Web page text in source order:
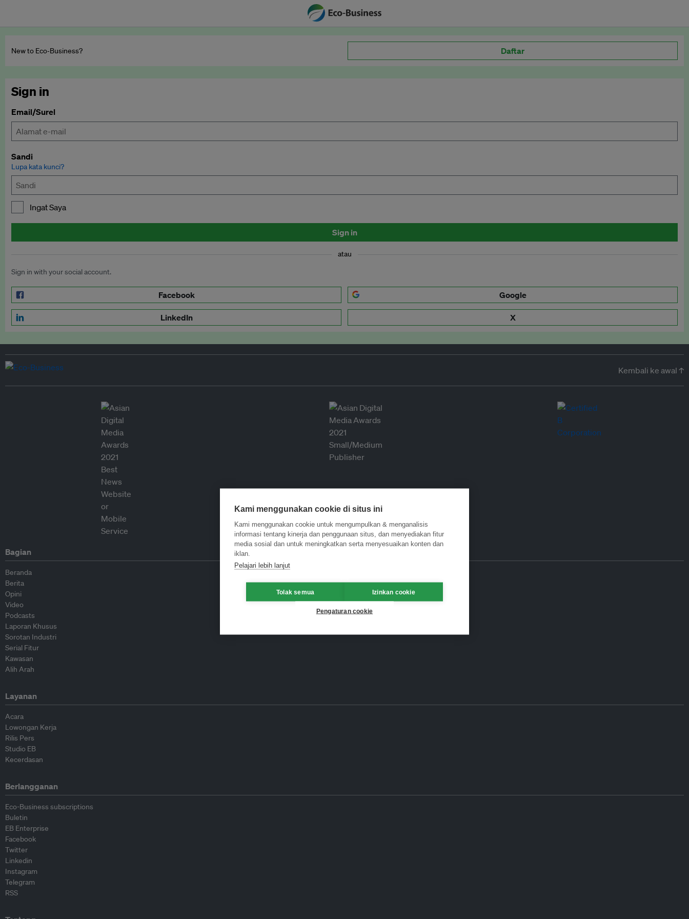
New to Eco‑Business? Daftar
Sign in
Email/Surel
Sandi
Lupa kata kunci?
Ingat Saya
Sign in
atau
Sign in with your social account.
Facebook Google
LinkedIn X
Kembali ke awal ↑
Bagian
Beranda
Berita
Opini
Video
Podcasts
Laporan Khusus
Sorotan Industri
Serial Fitur
Kawasan
Alih Arah
Layanan
Acara
Lowongan Kerja
Rilis Pers
Studio EB
Kecerdasan
Berlangganan
Eco-Business subscriptions
Buletin
EB Enterprise
Facebook
Twitter
Linkedin
Instagram
Telegram
RSS
Kami menggunakan cookie di situs ini
Kami menggunakan cookie untuk mengumpulkan & menganalisis
informasi tentang kinerja dan penggunaan situs, dan menyediakan fitur
media sosial dan untuk meningkatkan serta menyesuaikan konten dan
iklan.
Pelajari lebih lanjut
Tolak semua Izinkan cookie
Pengaturan cookie